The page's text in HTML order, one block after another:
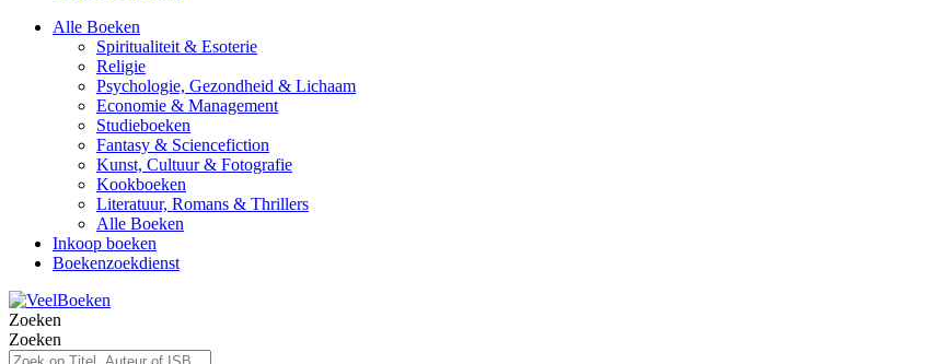
Alle Boeken
Spiritualiteit & Esoterie
Religie
Psychologie, Gezondheid & Lichaam
Economie & Management
Studieboeken
Fantasy & Sciencefiction
Kunst, Cultuur & Fotografie
Kookboeken
Literatuur, Romans & Thrillers
Alle Boeken
Inkoop boeken
Boekenzoekdienst
Zoeken
Zoeken